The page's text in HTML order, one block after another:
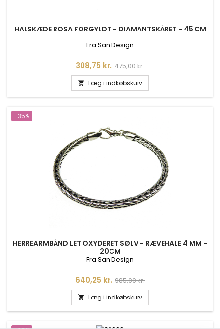
HALSKÆDE ROSA FORGYLDT - DIAMANTSKÅRET - 45 CM
Fra San Design
Pris
308,75 kr. Normalpris
475,00 kr.
 Læg i indkøbskurv
-35%
HERREARMBÅND LET OXYDERET SØLV - RÆVEHALE 4 MM -
20CM
Fra San Design
Pris
640,25 kr. Normalpris
985,00 kr.
 Læg i indkøbskurv